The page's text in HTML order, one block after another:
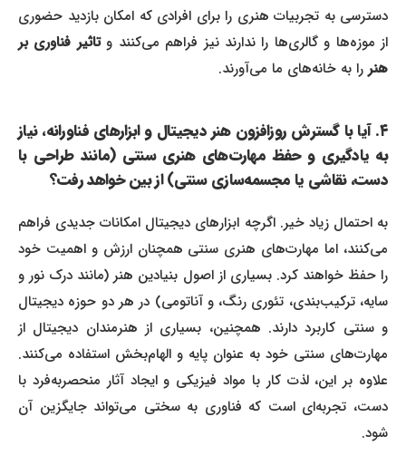
دسترسی به تجربیات هنری را برای افرادی که امکان بازدید حضوری
از موزه‌ها و گالری‌ها را ندارند نیز فراهم می‌کنند و تاثیر فناوری بر
هنررا به خانه‌های ما می‌آورند.
۴. آیا با گسترش روزافزون هنر دیجیتال و ابزارهای فناورانه، نیاز
به یادگیری و حفظ مهارت‌های هنری سنتی (مانند طراحی با
دست، نقاشی یا مجسمه‌سازی سنتی) از بین خواهد رفت؟
به احتمال زیاد خیر. اگرچه ابزارهای دیجیتال امکانات جدیدی فراهم
می‌کنند، اما مهارت‌های هنری سنتی همچنان ارزش و اهمیت خود
را حفظ خواهند کرد. بسیاری از اصول بنیادین هنر (مانند درک نور و
سایه، ترکیب‌بندی، تئوری رنگ، و آناتومی) در هر دو حوزه دیجیتال
و سنتی کاربرد دارند. همچنین، بسیاری از هنرمندان دیجیتال از
مهارت‌های سنتی خود به عنوان پایه و الهام‌بخش استفاده می‌کنند.
علاوه بر این، لذت کار با مواد فیزیکی و ایجاد آثار منحصربه‌فرد با
دست، تجربه‌ای است که فناوری به سختی می‌تواند جایگزین آن
شود.